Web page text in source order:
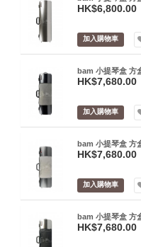
HK$6,800.00
加入購物車
bam 小提琴盒 方
HK$7,680.00
加入購物車
bam 小提琴盒 方
HK$7,680.00
加入購物車
bam 小提琴盒 方
HK$7,680.00